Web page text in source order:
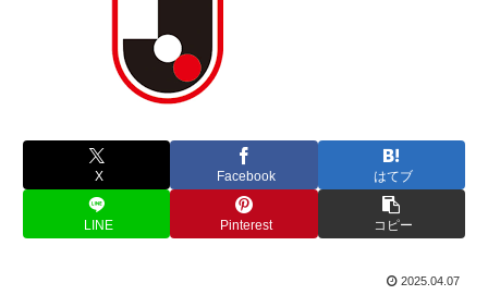
X Facebook はてブ
LINE Pinterest コピー
2025.04.07